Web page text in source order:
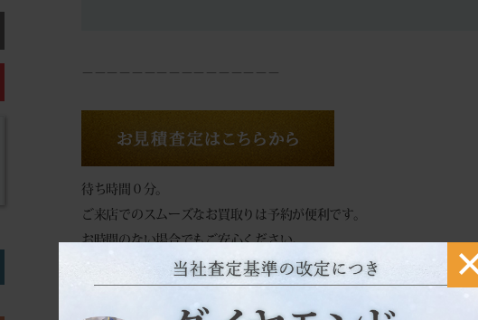
－－－－－－－－－－－－－－－－
待ち時間０分。
ご来店でのスムーズなお買取りは予約が便利です。
お時間のない場合でもご安心ください。
その場で現金買取致します。
来店買取予約フォーム◆
自宅にいながらカンタン見積もり♪